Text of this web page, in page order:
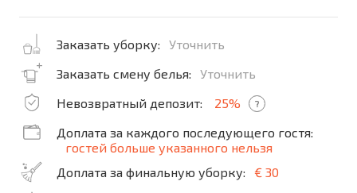
Заказать уборку:
Уточнить
Заказать смену белья:
Уточнить
Невозвратный депозит:
25% ?
Доплата за каждого последующего гостя:
гостей больше указанного нельзя
Доплата за финальную уборку:
€ 30